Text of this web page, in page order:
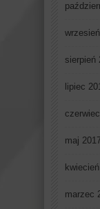
sierpień
lipiec
maj
marzec